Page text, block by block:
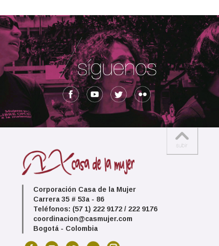
Corporación Casa de la Mujer
Carrera 35 # 53a - 86
Teléfonos: (57 1) 222 9172 / 222 9176
coordinacion@casmujer.com
Bogotá - Colombia